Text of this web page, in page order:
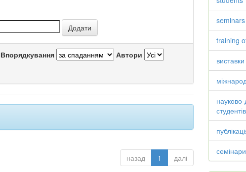
Впорядкування Автори
назад 1 далі
seminars
training
виставки
студентів
семінари